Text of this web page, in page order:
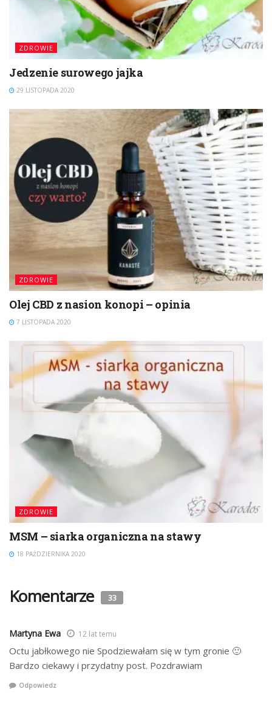
ZDROWIE
Jedzenie surowego jajka
29 LISTOPADA 2020
ZDROWIE
Olej CBD z nasion konopi – opinia
7 LISTOPADA 2020
ZDROWIE
MSM – siarka organiczna na stawy
18 PAŹDZIERNIKA 2020
Komentarze 33
Martyna Ewa 12 lat temu
Octu jabłkowego nie Spodziewałam się w tym gronie 🙂
Bardzo ciekawy i przydatny post. Pozdrawiam
Odpowiedz